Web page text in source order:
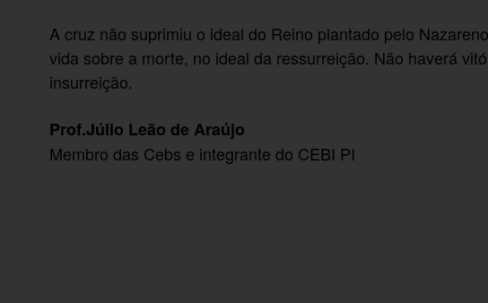
A cruz não suprimiu o ideal do Reino plantado pelo
vida sobre a morte, no ideal da ressurreição. Não haverá
insurreição.
Prof.Júlio Leão de Araújo
Membro das Cebs e integrante do CEBI PI